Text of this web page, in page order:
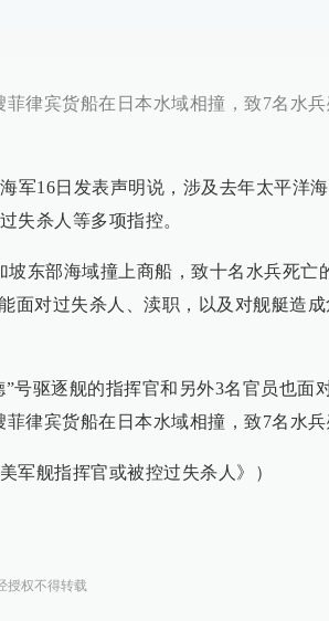
菲律宾货船在日本水域相撞，致7名水
军16日发表声明说，涉及去年太平洋
失杀人等多项指控。
坡东部海域撞上商船，致十名水兵死亡
面对过失杀人、渎职，以及对舰艇造
号驱逐舰的指挥官和另外3名官员也面
律宾货船在日本水域相撞，致7名水兵
军舰指挥官或被控过失杀人》）
授权不得转载